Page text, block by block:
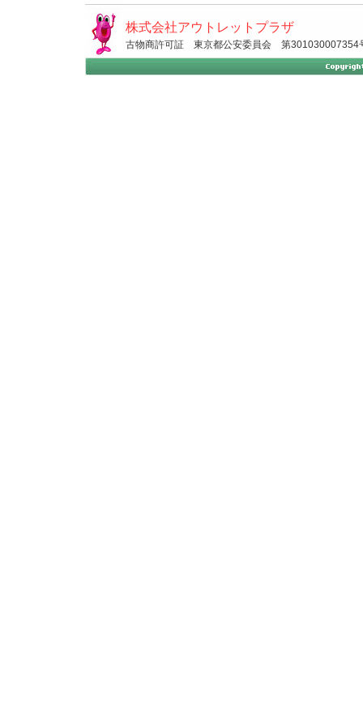
株式会社アウトレットプラザ
古物商許可証 東京都公安委員会 第301030007354